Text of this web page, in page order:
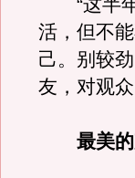
“这半年
活，但不
己。别较
友，对观
最美的